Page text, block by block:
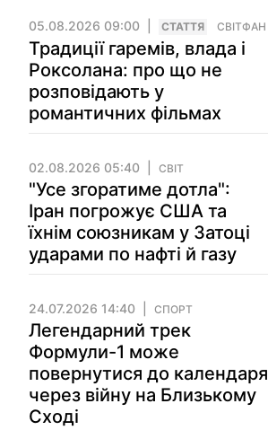
05.08.2026 09:00 СТАТТЯ СВІТФАН
Традиції гаремів, влада і
Роксолана: про що не
розповідають у
романтичних фільмах
02.08.2026 05:40 СВІТ
"Усе згоратиме дотла":
Іран погрожує США та
їхнім союзникам у Затоці
ударами по нафті й газу
24.07.2026 14:40 СПОРТ
Легендарний трек
Формули-1 може
повернутися до календаря
через війну на Близькому
Сході